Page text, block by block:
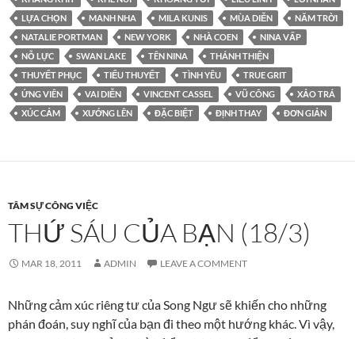
LỰA CHỌN
MANH NHA MILA KUNIS MÙA DIỄN
NĂM TRỜI
NATALIE PORTMAN
NEW YORK NHÀ COEN
NINA VẤP
NỖ LỰC
SWAN LAKE TÊN NINA
THÁNH THIỆN
THUYẾT PHỤC
TIỂU THUYẾT TÌNH YÊU
TRUE GRIT
ỨNG VIÊN
VAI DIỄN VINCENT CASSEL VŨ CÔNG
XẢO TRÁ
XÚC CẢM
XƯỚNG LÊN ĐẶC BIỆT ĐỊNH THAY ĐƠN GIẢN
TÂM SỰ CÔNG VIỆC
THỨ SÁU CỦA BẠN (18/3)
MAR 18, 2011 ADMIN LEAVE A COMMENT
Những cảm xúc riêng tư của Song Ngư sẽ khiến cho những
phán đoán, suy nghĩ của bạn đi theo một hướng khác. Vì vậy,